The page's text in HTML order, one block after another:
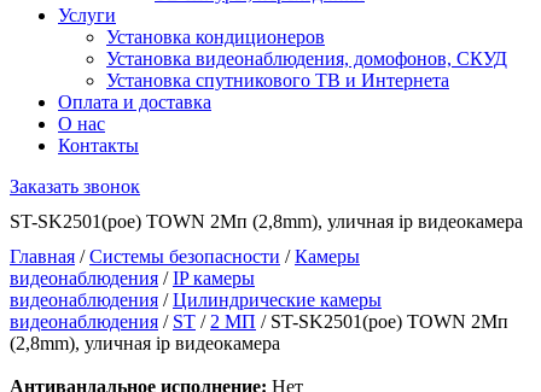
Услуги
Установка кондиционеров
Установка видеонаблюдения, домофонов, СКУД
Установка спутникового ТВ и Интернета
Оплата и доставка
О нас
Контакты
Заказать звонок
ST-SK2501(poe) TOWN 2Мп (2,8mm), уличная ip видеокамера
Главная /Системы безопасности /Камеры
видеонаблюдения /IP камеры
видеонаблюдения /Цилиндрические камеры
видеонаблюдения / ST / 2 МП / ST-SK2501(poe) TOWN 2Мп
(2,8mm), уличная ip видеокамера
Антивандальное исполнение: Нет